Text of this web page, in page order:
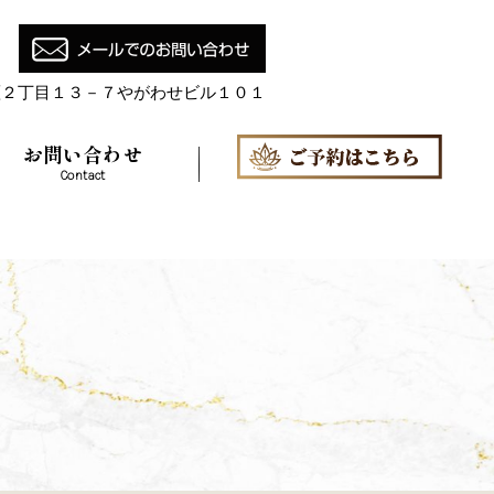
丁目１３－７やがわせビル１０１
お問い合わせ
Contact